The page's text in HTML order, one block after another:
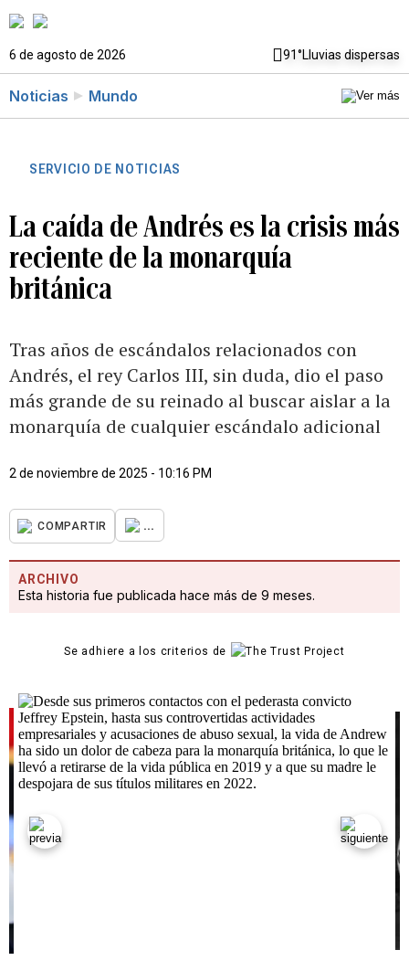
6 de agosto de 2026 91°Lluvias dispersas
Noticias Mundo
SERVICIO DE NOTICIAS
La caída de Andrés es la crisis más
reciente de la monarquía
británica
Tras años de escándalos relacionados con
Andrés, el rey Carlos III, sin duda, dio el paso
más grande de su reinado al buscar aislar a la
monarquía de cualquier escándalo adicional
2 de noviembre de 2025 - 10:16 PM
COMPARTIR ...
ARCHIVO
Esta historia fue publicada hace más de 9 meses.
Se adhiere a los criterios de